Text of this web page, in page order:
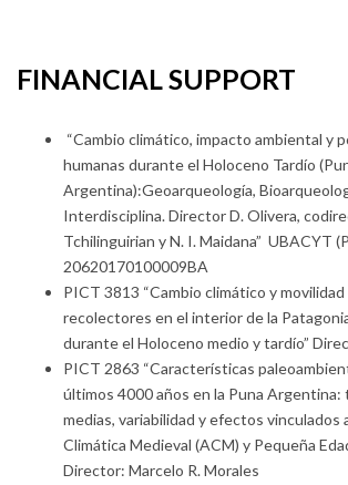
FINANCIAL SUPPORT
“Cambio climático, impacto ambiental y
humanas durante el Holoceno Tardío
Argentina):Geoarqueología,
Interdisciplina. Director D. Olivera,
Tchilinguirian y N. I. Maidana” UBACYT
20620170100009BA
PICT 3813 “Cambio climático y
recolectores en el interior de la
durante el Holoceno medio y tardío”
PICT 2863 “Características
últimos 4000 años en la Puna Argentina:
medias, variabilidad y efectos vinculados
Climática Medieval (ACM) y Pequeña
Director: Marcelo R. Morales